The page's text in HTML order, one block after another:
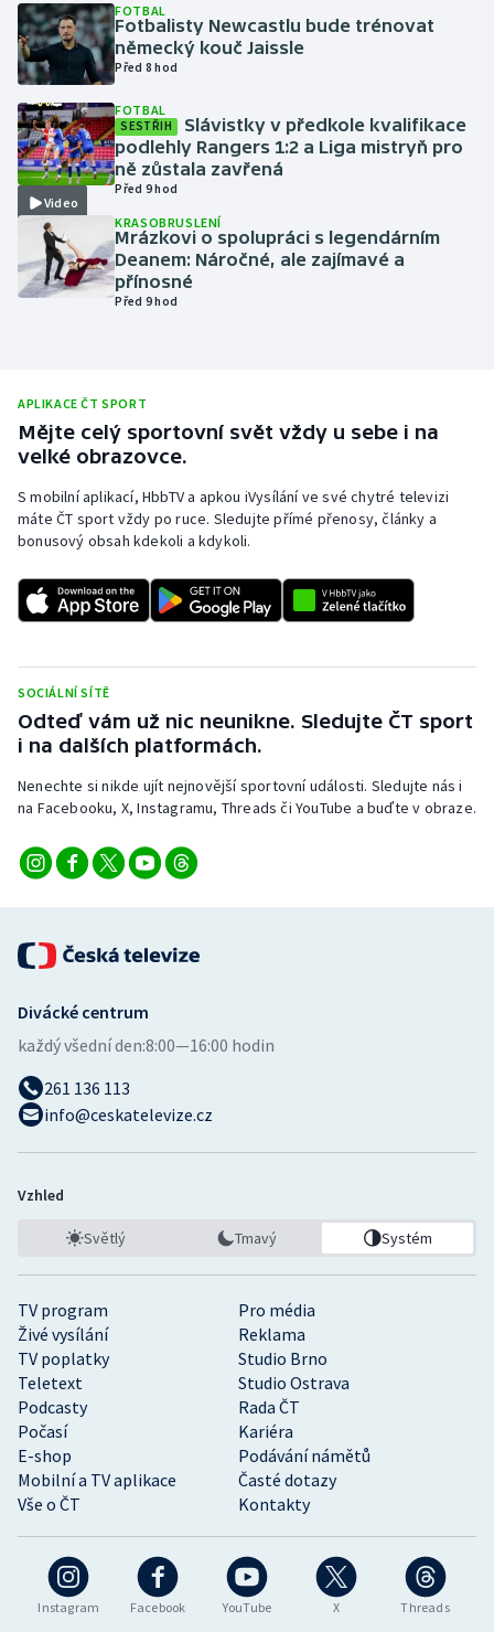
Lyže a snowboard
Moderní pětiboj
Motorsport
Olympijské hry
Parasport
Plavání
Ragby
Rychlobruslení
Rychlostní kanoistika
Short track
Sportovní střelba
Triatlon
Vodní slalom
Volejbal
FOTBAL
Fotbalisty Newcastlu bude trénovat
německý kouč Jaissle
Před 8 hod
Video
FOTBAL
SESTŘIH
Slávistky v předkole kvalifikace
podlehly Rangers 1:2 a Liga mistryň pro
ně zůstala zavřená
Před 9 hod
KRASOBRUSLENÍ
Mrázkovi o spolupráci s legendárním
Deanem: Náročné, ale zajímavé a
přínosné
Před 9 hod
APLIKACE ČT SPORT
Mějte celý sportovní svět vždy u sebe i na
velké obrazovce.
S mobilní aplikací, HbbTV a apkou iVysílání ve své chytré televizi
máte ČT sport vždy po ruce. Sledujte přímé přenosy, články a
bonusový obsah kdekoli a kdykoli.
SOCIÁLNÍ SÍTĚ
Odteď vám už nic neunikne. Sledujte ČT sport
i na dalších platformách.
Nenechte si nikde ujít nejnovější sportovní události. Sledujte nás i
na Facebooku, X, Instagramu, Threads či YouTube a buďte v obraze.
Instagram Facebook YouTube X Threads
TV program
Pro média
Živé vysílání
Reklama
TV poplatky
Studio Brno
Teletext
Studio Ostrava
Podcasty
Rada ČT
Počasí
Kariéra
E-shop
Podávání námětů
Mobilní a TV aplikace
Časté dotazy
Vše o ČT
Kontakty
Divácké centrum
každý všední den:8:00—16:00 hodin
261 136 113
info@ceskatelevize.cz
Vzhled
Světlý Tmavý Systém